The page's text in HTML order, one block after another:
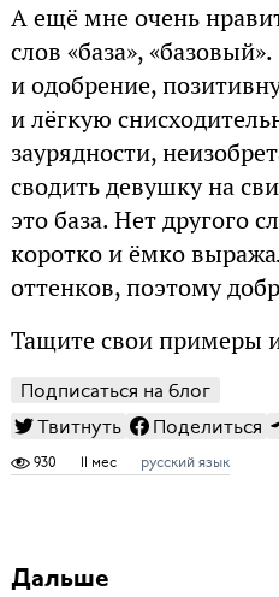
А ещё мне очень
слов «база»,
и одобрение,
и лёгкую
заурядности,
сводить девушку на
это база. Нет другого
коротко и ёмко
оттенков, поэтому
Тащите свои примеры
Подписаться на блог
Твитнуть
Поделиться
930 11 мес русский язык
Дальше